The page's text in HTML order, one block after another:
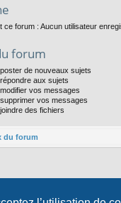
ce forum : Aucun utilisateur
forum
poster de nouveaux sujets
répondre aux sujets
modifier vos messages
supprimer vos messages
joindre des fichiers
du forum